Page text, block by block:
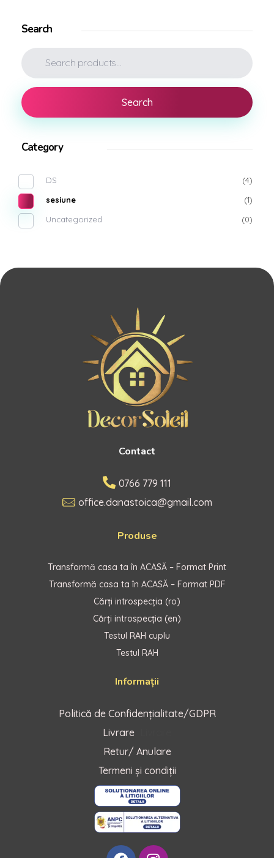
Search
Search
Category
DS
(4)
sesiune
(1)
Uncategorized
(0)
Contact
0766 779 111
office.danastoica@gmail.com
Produse
Transformă casa ta în ACASĂ – Format Print
Transformă casa ta în ACASĂ – Format PDF
Cărți introspecția (ro)
Cărți introspecția (en)
Testul RAH cuplu
Testul RAH
Informații
Politică de Confidențialitate/GDPR
Livrare
Retur/ Anulare
Termeni și condiții